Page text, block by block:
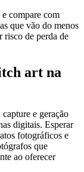
compare com
que vão do menos
risco de perda de
art na
e geração
digitais. Esperar
fotográficos e
que
ao oferecer